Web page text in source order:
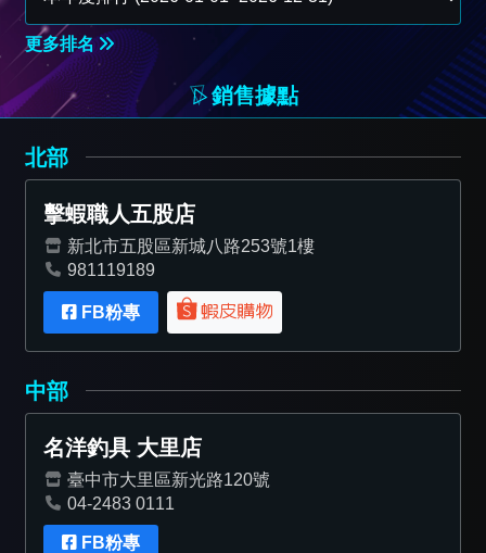
更多排名
銷售據點
北部
擊蝦職人五股店
新北市五股區新城八路253號1樓
981119189
FB粉專
中部
名洋釣具 大里店
臺中市大里區新光路120號
04-2483 0111
FB粉專